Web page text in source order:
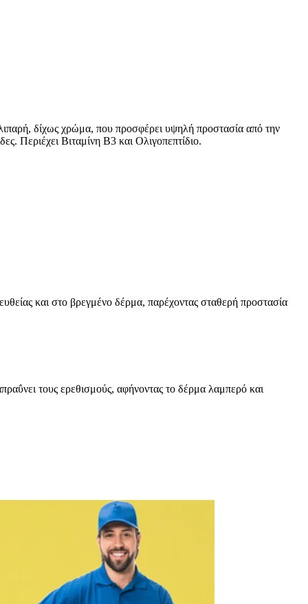
δίχως χρώμα, που προσφέρει υψηλή προστασία από την
Περιέχει Βιταμίνη Β3 και Ολιγοπεπτίδιο.
και στο βρεγμένο δέρμα, παρέχοντας σταθερή προστασία
τους ερεθισμούς, αφήνοντας το δέρμα λαμπερό και